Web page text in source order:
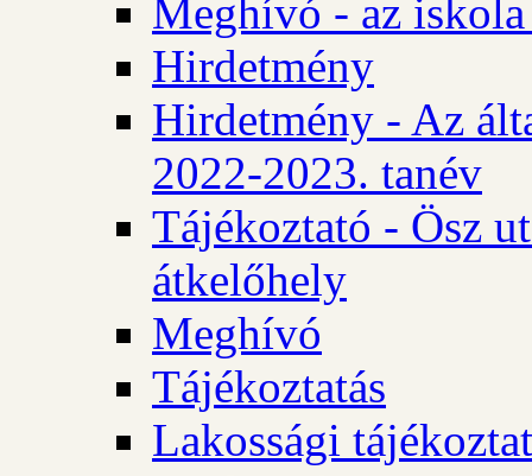
Meghívó - az iskola
Hirdetmény
Hirdetmény - Az
2022-2023. tanév
Tájékoztató - Ösz
átkelőhely
Meghívó
Tájékoztatás
Lakossági